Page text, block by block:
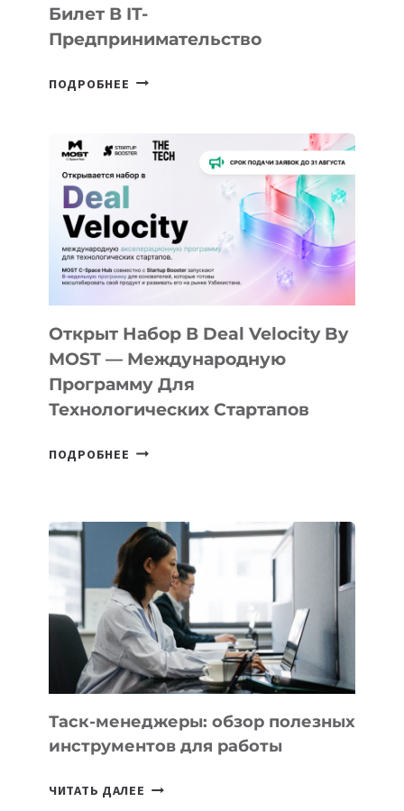
Билет В IT-
Предпринимательство
ПОДРОБНЕЕ ОТ
АЛМАТЫ:
КАК
AI
YOUTH
CAMP
ДАЛ
30
ПОДРОСТКАМ
БИЛЕТ
В
ПРЕДПРИНИМАТЕЛЬСТВО
Открыт Набор В Deal Velocity By
MOST — Международную
Программу Для
Технологических Стартапов
ПОДРОБНЕЕ ОТКРЫТ
VELOCITY
BY
MOST
—
МЕЖДУНАРОДНУЮ
ПРОГРАММУ
ДЛЯ
ТЕХНОЛОГИЧЕСКИХ
СТАРТАПОВ
Таск-менеджеры: обзор полезных
инструментов для работы
ЧИТАТЬ ДАЛЕЕ ТАСК-